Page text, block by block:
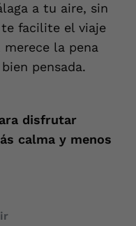
a tu aire, sin
te facilite el viaje
la pena
pensada.
disfrutar
calma y menos